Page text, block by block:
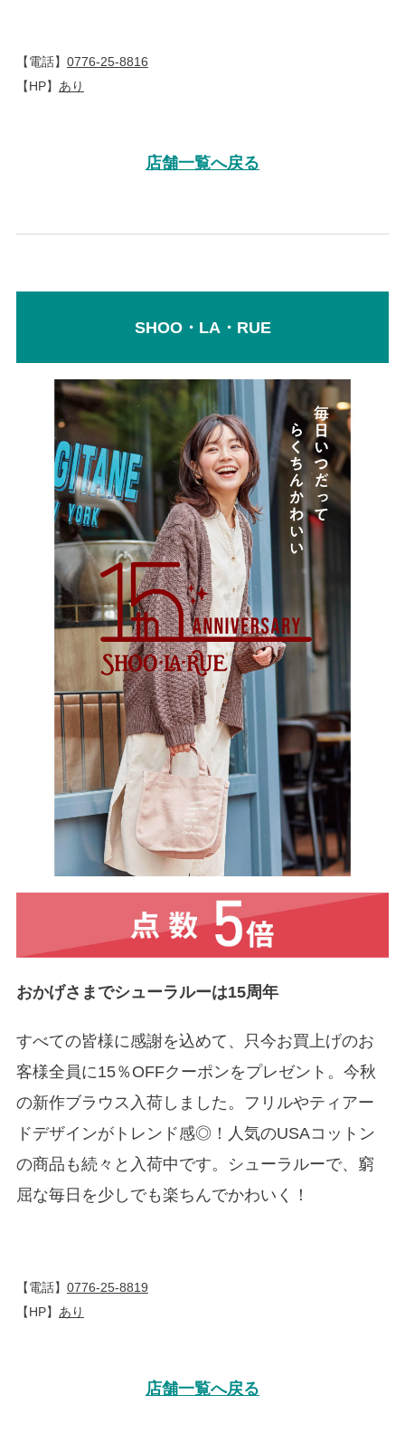
【電話】 0776-25-8816
【HP】 あり
店舗一覧へ戻る
SHOO・LA・RUE
おかげさまでシューラルーは15周年
すべての皆様に感謝を込めて、只今お買上げのお
客様全員に15％OFFクーポンをプレゼント。今秋
の新作ブラウス入荷しました。フリルやティアー
ドデザインがトレンド感◎！人気のUSAコットン
の商品も続々と入荷中です。シューラルーで、窮
屈な毎日を少しでも楽ちんでかわいく！
【電話】 0776-25-8819
【HP】 あり
店舗一覧へ戻る